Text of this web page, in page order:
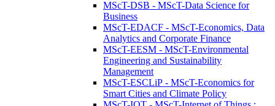
MScT-DSB - MScT-Data Science for
Business
MScT-EDACF - MScT-Economics, Data
Analytics and Corporate Finance
MScT-EESM - MScT-Environmental
Engineering and Sustainability
Management
MScT-ESCLiP - MScT-Economics for
Smart Cities and Climate Policy